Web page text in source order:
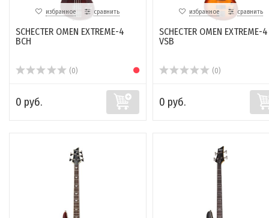
избранное сравнить
SCHECTER OMEN EXTREME-4
BCH
(0)
0 руб.
избранное сравнить
SCHECTER OMEN EXTREME-4
VSB
(0)
0 руб.